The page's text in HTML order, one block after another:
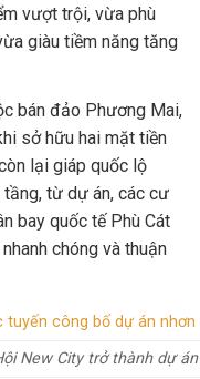
vượt trội, vừa phù
giàu tiềm năng tăng
bán đảo Phương Mai,
sở hữu hai mặt tiền
lại giáp quốc lộ
từ dự án, các cư
bay quốc tế Phù Cát
chóng và thuận
New City trở thành dự